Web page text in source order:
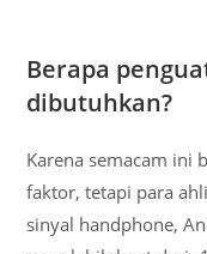
Berapa
dibutuhkan?
Karena semacam ini
faktor, tetapi para
sinyal handphone,